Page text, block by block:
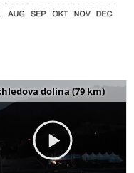
dolina (79 km)